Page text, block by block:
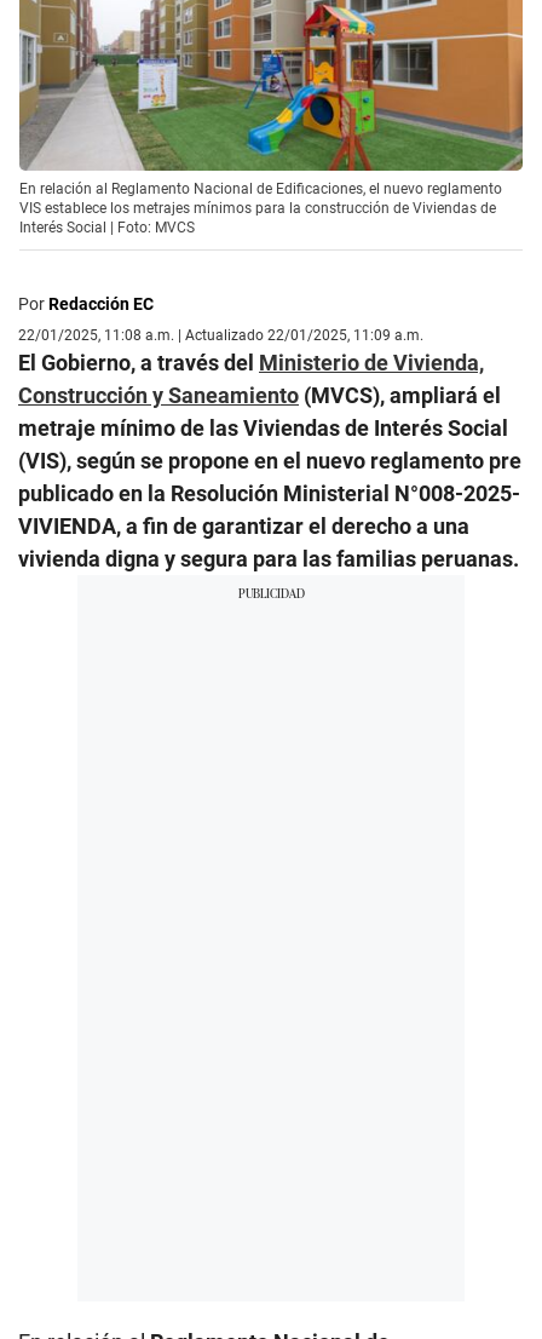
En relación al Reglamento Nacional de Edificaciones, el nuevo reglamento
VIS establece los metrajes mínimos para la construcción de Viviendas de
Interés Social | Foto: MVCS
PorRedacción EC
22/01/2025, 11:08 a.m. | Actualizado 22/01/2025, 11:09 a.m.
El Gobierno, a través del Ministerio de Vivienda,
Construcción y Saneamiento (MVCS), ampliará el
metraje mínimo de las Viviendas de Interés Social
(VIS), según se propone en el nuevo reglamento pre
publicado en la Resolución Ministerial N°008-2025-
VIVIENDA, a fin de garantizar el derecho a una
vivienda digna y segura para las familias peruanas.